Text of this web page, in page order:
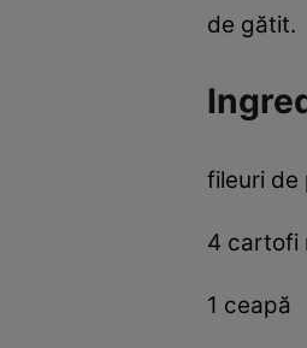
de gătit.
fileuri de
4 cartofi
1 ceapă